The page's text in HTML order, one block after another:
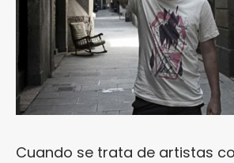
Cuando se trata de artistas